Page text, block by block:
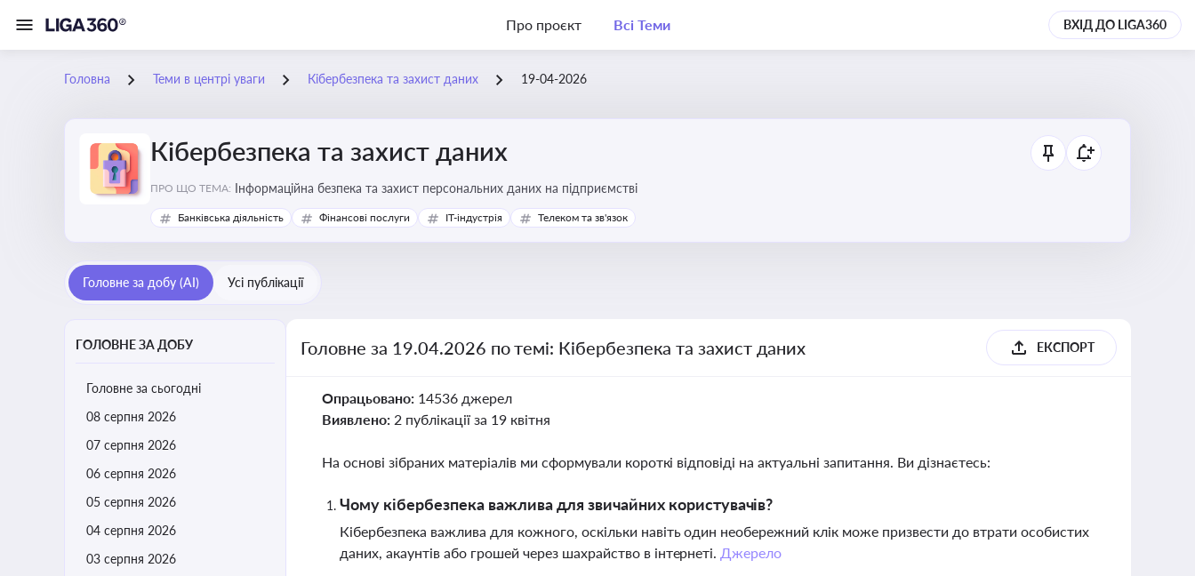
Про проєкт Всі Теми ВХІД ДО LIGA360
Головна Теми в центрі уваги Кібербезпека та захист даних 19-04-2026
Кібербезпека та захист даних
ПРО ЩО ТЕМА: Інформаційна безпека та захист персональних даних на підприємстві
Банківська діяльність Фінансові послуги IT-індустрія Телеком та зв'язок
Головне за добу (AI) Усі публікації
ГОЛОВНЕ ЗА ДОБУ
Головне за сьогодні
08 серпня 2026
07 серпня 2026
06 серпня 2026
05 серпня 2026
04 серпня 2026
03 серпня 2026
Головне за 19.04.2026 по темі: Кібербезпека та захист даних ЕКСПОРТ
Опрацьовано: 14536 джерел
Виявлено: 2 публікації за 19 квітня
На основі зібраних матеріалів ми сформували короткі відповіді на актуальні запитання. Ви дізнаєтесь:
Чому кібербезпека важлива для звичайних користувачів?
Кібербезпека важлива для кожного, оскільки навіть один необережний клік може призвести до втрати особистих
даних, акаунтів або грошей через шахрайство в інтернеті. Джерело